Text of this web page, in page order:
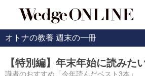
オトナの教養 週末の一冊
【特別編】年末年始に読みた
識者のおすすめ「今年読んだベスト3本」